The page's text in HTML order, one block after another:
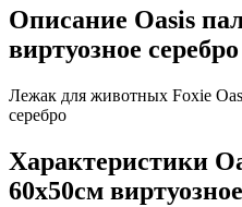
Описание Oasis
виртуозное серебро
Лежак для животных Foxie
серебро
Характеристики
60х50см